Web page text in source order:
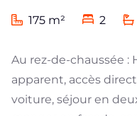
175 m² 2
Au rez-de-chaussée :
apparent, accès
voiture, séjour en